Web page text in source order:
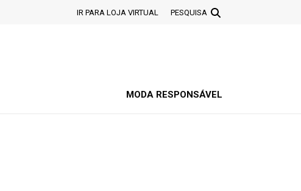
IR PARA LOJA VIRTUAL PESQUISA
MODA RESPONSÁVEL